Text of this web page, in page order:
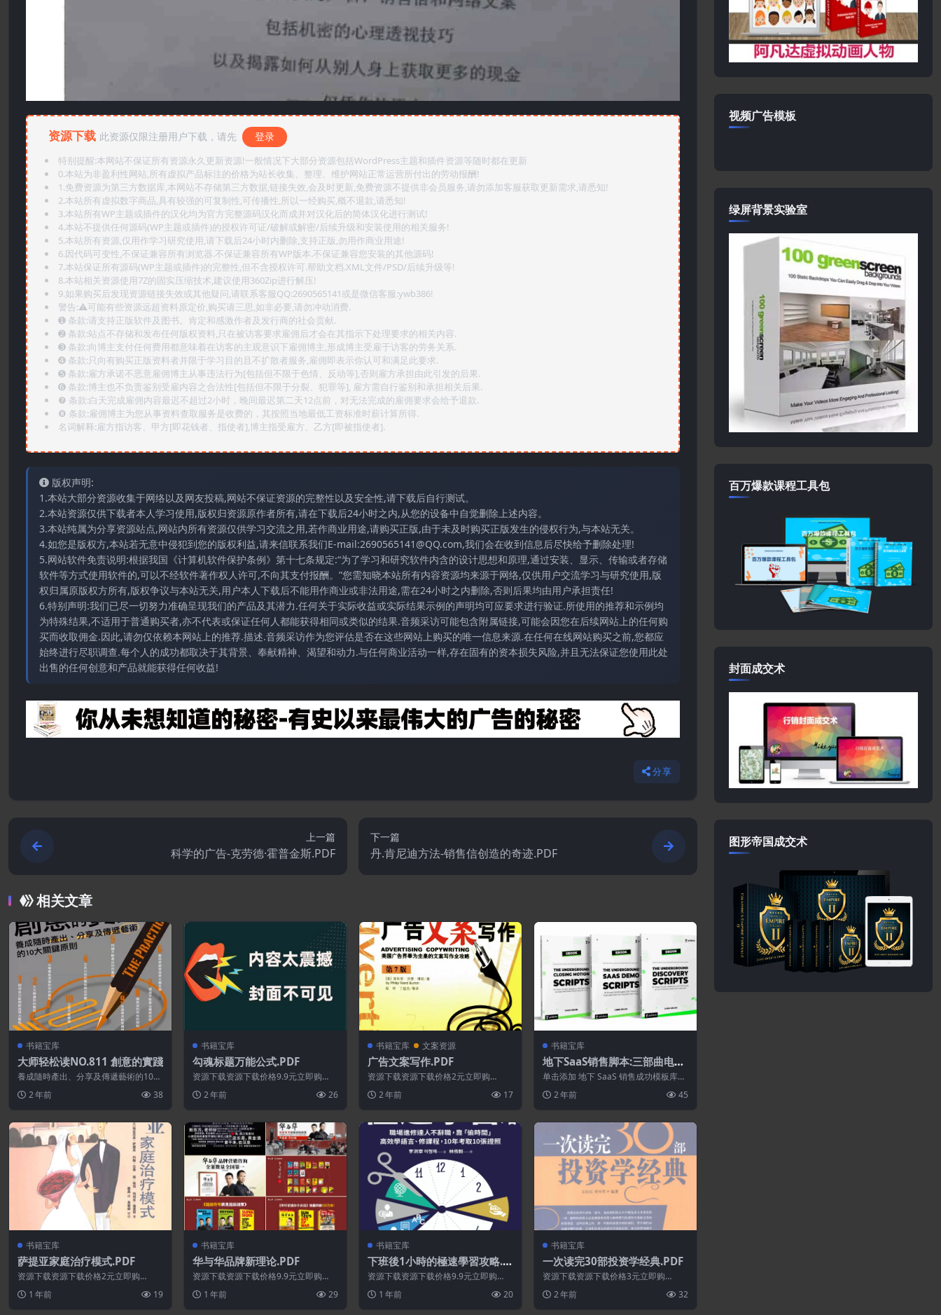
资源下载 此资源仅限注册用户下载，请先 登录
特别提醒:本网站不保证所有资源永久更新资源!一般情况下大部分资源包括WordPress主题和插件资源等随时都在更新
0.本站为非盈利性网站,所有虚拟产品标注的价格为站长收集、整理、维护网站正常运营所付出的劳动报酬!
1.免费资源为第三方数据库,本网站不存储第三方数据,链接失效,会及时更新,免费资源不提供非会员服务,请勿添加客服获取更新需求,请悉知!
2.本站所有虚拟数字商品,具有较强的可复制性,可传播性,所以一经购买,概不退款,请悉知!
3.本站所有WP主题或插件的汉化均为官方完整源码汉化而成并对汉化后的简体汉化进行测试!
4.本站不提供任何源码(WP主题或插件)的授权许可证/破解或解密/后续升级和安装使用的相关服务!
5.本站所有资源,仅用作学习研究使用,请下载后24小时内删除,支持正版,勿用作商业用途!
6.因代码可变性,不保证兼容所有浏览器.不保证兼容所有WP版本.不保证兼容您安装的其他源码!
7.本站保证所有源码(WP主题或插件)的完整性,但不含授权许可.帮助文档.XML文件/PSD/后续升级等!
8.本站相关资源使用7Z的固实压缩技术,建议使用360Zip进行解压!
9.如果购买后发现资源链接失效或其他疑问,请联系客服QQ:2690565141或是微信客服:ywb386!
警告:⚠️可能有些资源远超资料原定价,购买请三思,如非必要,请勿冲动消费.
➊️ 条款:请支持正版软件及图书。肯定和感激作者及发行商的社会贡献.
➋️ 条款:站点不存储和发布任何版权资料,只在被访客要求雇佣后才会在其指示下处理要求的相关内容.
➌️ 条款:向博主支付任何费用都意味着在访客的主观意识下雇佣博主,形成博主受雇于访客的劳务关系.
➍️ 条款:只向有购买正版资料者并限于学习目的且不扩散者服务,雇佣即表示你认可和满足此要求.
➎ 条款:雇方承诺不恶意雇佣博主从事违法行为[包括但不限于色情、反动等],否则雇方承担由此引发的后果.
➏️ 条款:博主也不负责鉴别受雇内容之合法性[包括但不限于分裂、犯罪等], 雇方需自行鉴别和承担相关后果.
❼ 条款:白天完成雇佣内容最迟不超过2小时，晚间最迟第二天12点前，对无法完成的雇佣要求会给予退款.
❽ 条款:雇佣博主为您从事资料查取服务是收费的，其按照当地最低工资标准时薪计算所得.
名词解释:雇方指访客、甲方[即花钱者、指使者],博主指受雇方、乙方[即被指使者].
版权声明:
1.本站大部分资源收集于网络以及网友投稿,网站不保证资源的完整性以及安全性,请下载后自行测试。
2.本站资源仅供下载者本人学习使用,版权归资源原作者所有,请在下载后24小时之内,从您的设备中自觉删除上述内容。
3.本站纯属为分享资源站点,网站内所有资源仅供学习交流之用,若作商业用途,请购买正版,由于未及时购买正版发生的侵权行为,与本站无关。
4.如您是版权方,本站若无意中侵犯到您的版权利益,请来信联系我们E-mail:2690565141@QQ.com,我们会在收到信息后尽快给予删除处理!
5.网站软件免责说明:根据我国《计算机软件保护条例》第十七条规定:“为了学习和研究软件内含的设计思想和原理,通过安装、显示、传输或者存储
软件等方式使用软件的,可以不经软件著作权人许可,不向其支付报酬。”您需知晓本站所有内容资源均来源于网络,仅供用户交流学习与研究使用,版
权归属原版权方所有,版权争议与本站无关,用户本人下载后不能用作商业或非法用途,需在24小时之内删除,否则后果均由用户承担责任!
6.特别声明:我们已尽一切努力准确呈现我们的产品及其潜力.任何关于实际收益或实际结果示例的声明均可应要求进行验证.所使用的推荐和示例均
为特殊结果,不适用于普通购买者,亦不代表或保证任何人都能获得相同或类似的结果.音频采访可能包含附属链接,可能会因您在后续网站上的任何购
买而收取佣金.因此,请勿仅依赖本网站上的推荐.描述.音频采访作为您评估是否在这些网站上购买的唯一信息来源.在任何在线网站购买之前,您都应
始终进行尽职调查.每个人的成功都取决于其背景、奉献精神、渴望和动力.与任何商业活动一样,存在固有的资本损失风险,并且无法保证您使用此处
出售的任何创意和产品就能获得任何收益!
分享
上一篇
科学的广告-克劳德·霍普金斯.PDF
下一篇
丹.肯尼迪方法-销售信创造的奇迹.PDF
相关文章
书籍宝库
大师轻松读NO.811 創意的實踐
養成隨時產出、分享及傳遞藝術的10大
最高價值...
2 年前 38
书籍宝库
勾魂标题万能公式.PDF
资源下载资源下载价格9.9元立即购
2 年前 26
书籍宝库 文案资源
广告文案写作.PDF
资源下载资源下载价格2元立即购
2 年前 17
书籍宝库
地下SaaS销售脚本:三部曲电子
书系列.PDF
单击添加 地下 SaaS 销售成功模板库：
2 年前 45
书籍宝库
萨提亚家庭治疗模式.PDF
资源下载资源下载价格2元立即购
1 年前 19
书籍宝库
华与华品牌新理论.PDF
资源下载资源下载价格9.9元立即购
1 年前 29
书籍宝库
下班後1小時的極速學習攻略.P
DF
资源下载资源下载价格9.9元立即购
1 年前 20
书籍宝库
一次读完30部投资学经典.PDF
资源下载资源下载价格3元立即购
2 年前 32
视频广告模板
绿屏背景实验室
百万爆款课程工具包
封面成交术
图形帝国成交术